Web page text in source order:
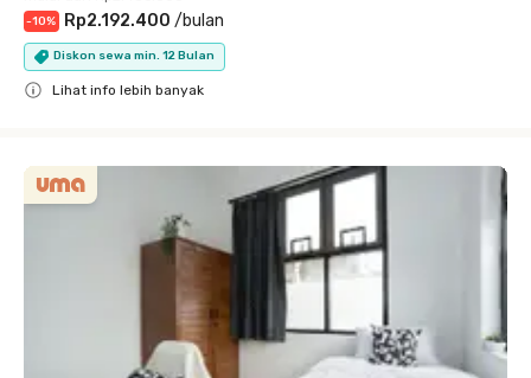
-10% Rp2.192.400 /bulan
Diskon sewa min. 12 Bulan
Lihat info lebih banyak